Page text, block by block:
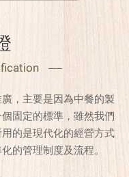
，主要是因為中餐的製
固定的標準，雖然我們
的是現代化的經營方式
的管理制度及流程。